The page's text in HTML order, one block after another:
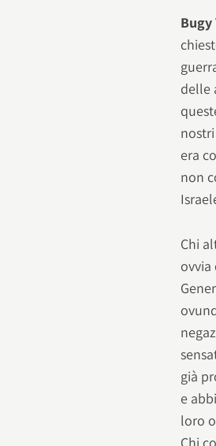
Bugy
delle
era
non
Chi
ovvia
già
e
loro
Chi